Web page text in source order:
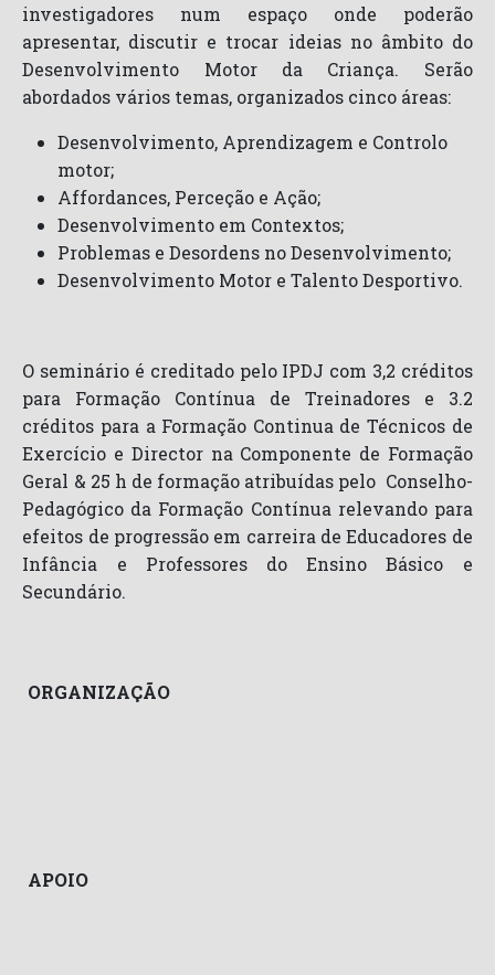
investigadores num espaço onde poderão
apresentar, discutir e trocar ideias no âmbito do
Desenvolvimento Motor da Criança. Serão
abordados vários temas, organizados cinco áreas:
Desenvolvimento, Aprendizagem e Controlo
motor;
Affordances, Perceção e Ação;
Desenvolvimento em Contextos;
Problemas e Desordens no Desenvolvimento;
Desenvolvimento Motor e Talento Desportivo.
O seminário é creditado pelo IPDJ com 3,2 créditos
para Formação Contínua de Treinadores e 3.2
créditos para a Formação Continua de Técnicos de
Exercício e Director na Componente de Formação
Geral & 25 h de formação atribuídas pelo Conselho-
Pedagógico da Formação Contínua relevando para
efeitos de progressão em carreira de Educadores de
Infância e Professores do Ensino Básico e
Secundário.
ORGANIZAÇÃO
APOIO